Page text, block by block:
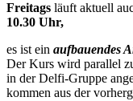
Freitags läuft aktuell
10.30 Uhr,
es ist ein aufbauendes
Der Kurs wird parallel
in der Delfi-Gruppe
kommen aus der